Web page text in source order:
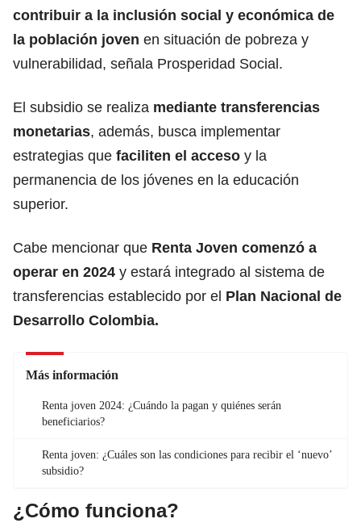
contribuir a la inclusión social y económica de
la población joven en situación de pobreza y
vulnerabilidad, señala Prosperidad Social.
El subsidio se realiza mediante transferencias
monetarias, además, busca implementar
estrategias que faciliten el acceso y la
permanencia de los jóvenes en la educación
superior.
Cabe mencionar que Renta Joven comenzó a
operar en 2024 y estará integrado al sistema de
transferencias establecido por el Plan Nacional de
Desarrollo Colombia.
Más información
Renta joven 2024: ¿Cuándo la pagan y quiénes serán
beneficiarios?
Renta joven: ¿Cuáles son las condiciones para recibir el ‘nuevo’
subsidio?
¿Cómo funciona?